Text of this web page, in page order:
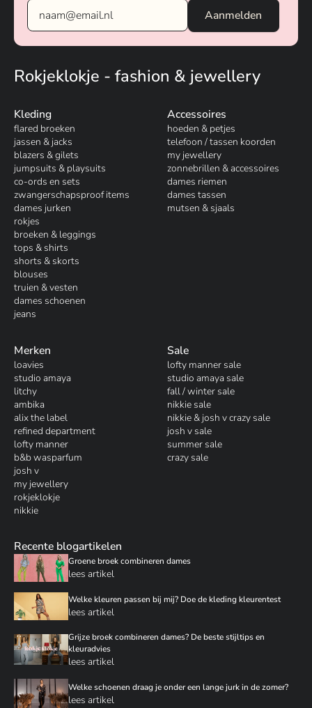
Rokjeklokje - fashion & jewellery
Kleding
flared broeken
jassen & jacks
blazers & gilets
jumpsuits & playsuits
co-ords en sets
zwangerschapsproof items
dames jurken
rokjes
broeken & leggings
tops & shirts
shorts & skorts
blouses
truien & vesten
dames schoenen
jeans
Accessoires
hoeden & petjes
telefoon / tassen koorden
my jewellery
zonnebrillen & accessoires
dames riemen
dames tassen
mutsen & sjaals
Merken
loavies
studio amaya
litchy
ambika
alix the label
refined department
lofty manner
b&b wasparfum
josh v
my jewellery
rokjeklokje
nikkie
Sale
lofty manner sale
studio amaya sale
fall / winter sale
nikkie sale
nikkie & josh v crazy sale
josh v sale
summer sale
crazy sale
Recente blogartikelen
Groene broek combineren dames
lees artikel
Welke kleuren passen bij mij? Doe de kleding kleurentest
lees artikel
Grijze broek combineren dames? De beste stijltips en
kleuradvies
lees artikel
Welke schoenen draag je onder een lange jurk in de zomer?
lees artikel